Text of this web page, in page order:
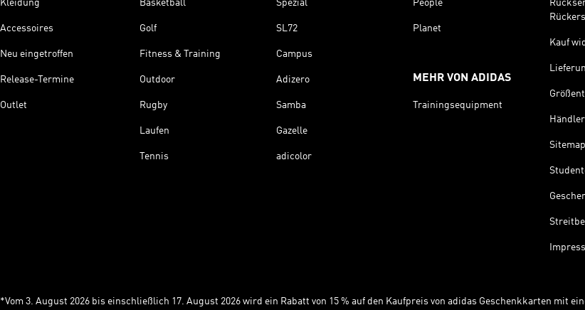
Kleidung
Accessoires
Neu eingetroffen
Release-Termine
Outlet
Basketball
Golf
Fitness & Training
Outdoor
Rugby
Laufen
Tennis
Spezial
SL72
Campus
Adizero
Samba
Gazelle
adicolor
People
Planet
MEHR VON ADIDAS
Trainingsequipment
Kauf
Sitemap
*Vom 3. August 2026 bis einschließlich 17. August 2026 wird ein Rabatt von 15 % auf den Kaufpreis von adidas Geschenkkarten mit